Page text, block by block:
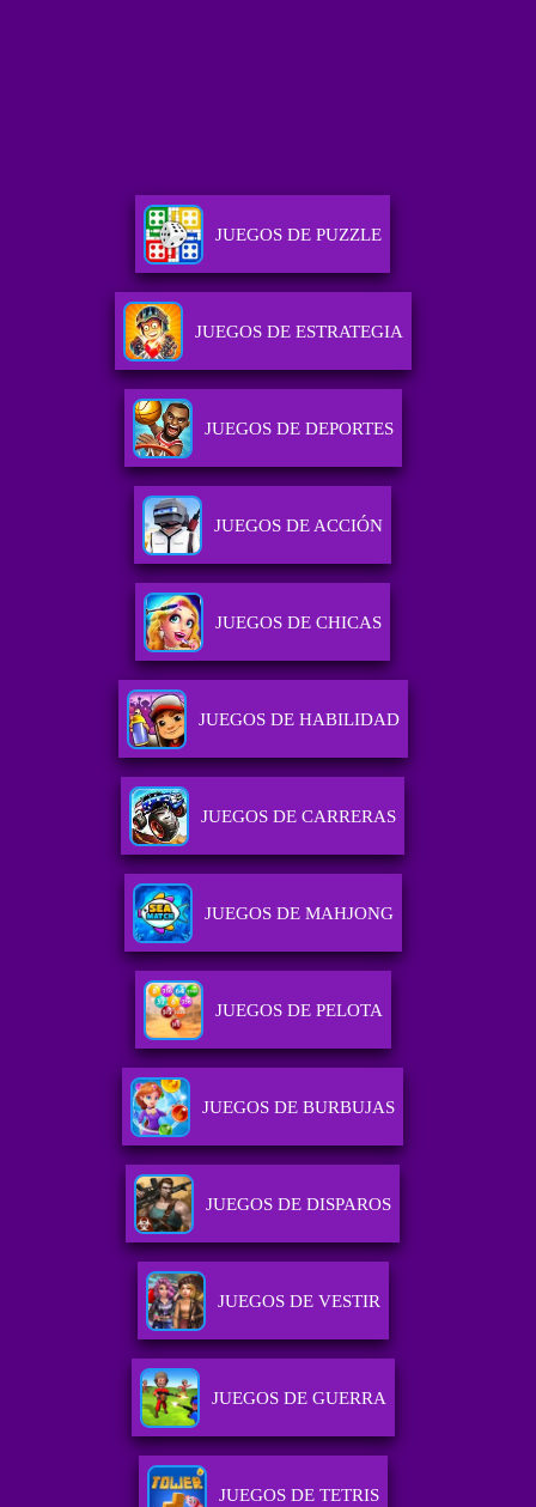
JUEGOS DE PUZZLE
JUEGOS DE ESTRATEGIA
JUEGOS DE DEPORTES
JUEGOS DE ACCIÓN
JUEGOS DE CHICAS
JUEGOS DE HABILIDAD
JUEGOS DE CARRERAS
JUEGOS DE MAHJONG
JUEGOS DE PELOTA
JUEGOS DE BURBUJAS
JUEGOS DE DISPAROS
JUEGOS DE VESTIR
JUEGOS DE GUERRA
JUEGOS DE TETRIS